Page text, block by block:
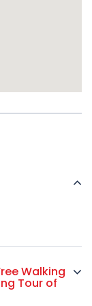
Walking
Tour of